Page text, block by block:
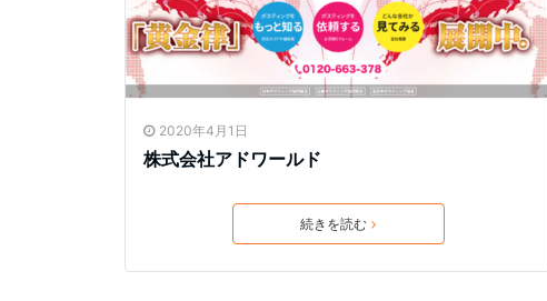
2020年4月1日
株式会社アドワールド
続きを読む